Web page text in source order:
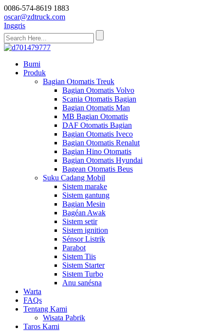
0086-574-8619 1883
oscar@zdtruck.com
Inggris
Bumi
Produk
Bagian Otomatis Treuk
Bagian Otomatis Volvo
Scania Otomatis Bagian
Bagian Otomatis Man
MB Bagian Otomatis
DAF Otomatis Bagian
Bagian Otomatis Iveco
Bagian Otomatis Renalut
Bagian Hino Otomatis
Bagian Otomatis Hyundai
Bagean Otomatis Beus
Suku Cadang Mobil
Sistem marake
Sistem gantung
Bagian Mesin
Bagéan Awak
Sistem setir
Sistem ignition
Sénsor Listrik
Parabot
Sistem Tiis
Sistem Starter
Sistem Turbo
Anu sanésna
Warta
FAQs
Tentang Kami
Wisata Pabrik
Taros Kami